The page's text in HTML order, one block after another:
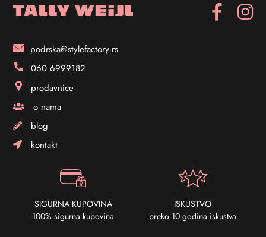
podrska@stylefactory.rs
060 6999182
prodavnice
o nama
blog
kontakt
SIGURNA KUPOVINA
100% sigurna kupovina
ISKUSTVO
preko 10 godina iskustva